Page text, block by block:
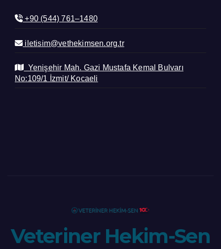
+90 (544) 761–1480
iletisim@vethekimsen.org.tr
Yenişehir Mah. Gazi Mustafa Kemal Bulvarı
No:109/1 İzmit/ Kocaeli
Veteriner Hekim-Sen